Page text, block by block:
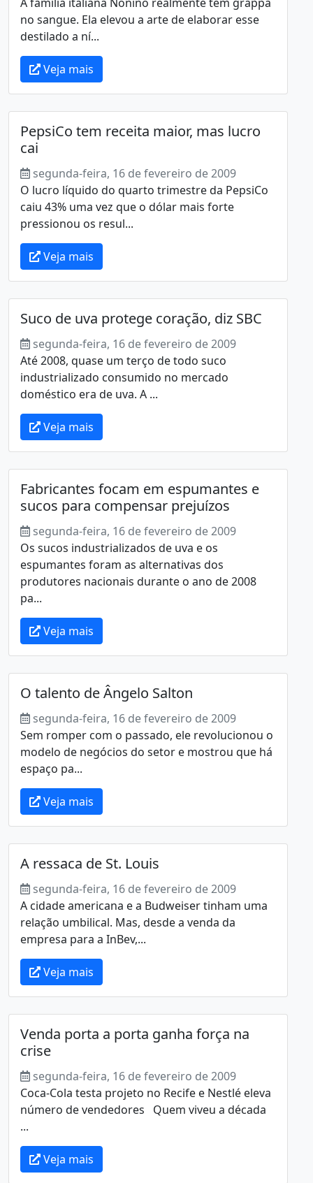
no sangue. Ela elevou a arte de elaborar esse
destilado a ní...
Veja mais
PepsiCo tem receita maior, mas lucro
cai
segunda-feira, 16 de fevereiro de 2009
O lucro líquido do quarto trimestre da PepsiCo
caiu 43% uma vez que o dólar mais forte
pressionou os resul...
Veja mais
Suco de uva protege coração, diz SBC
segunda-feira, 16 de fevereiro de 2009
Até 2008, quase um terço de todo suco
industrializado consumido no mercado
doméstico era de uva. A ...
Veja mais
Fabricantes focam em espumantes e
sucos para compensar prejuízos
segunda-feira, 16 de fevereiro de 2009
Os sucos industrializados de uva e os
espumantes foram as alternativas dos
produtores nacionais durante o ano de 2008
pa...
Veja mais
O talento de Ângelo Salton
segunda-feira, 16 de fevereiro de 2009
Sem romper com o passado, ele revolucionou o
modelo de negócios do setor e mostrou que há
espaço pa...
Veja mais
A ressaca de St. Louis
segunda-feira, 16 de fevereiro de 2009
A cidade americana e a Budweiser tinham uma
relação umbilical. Mas, desde a venda da
empresa para a InBev,...
Veja mais
Venda porta a porta ganha força na
crise
segunda-feira, 16 de fevereiro de 2009
Coca-Cola testa projeto no Recife e Nestlé eleva
número de vendedores Quem viveu a década
...
Veja mais